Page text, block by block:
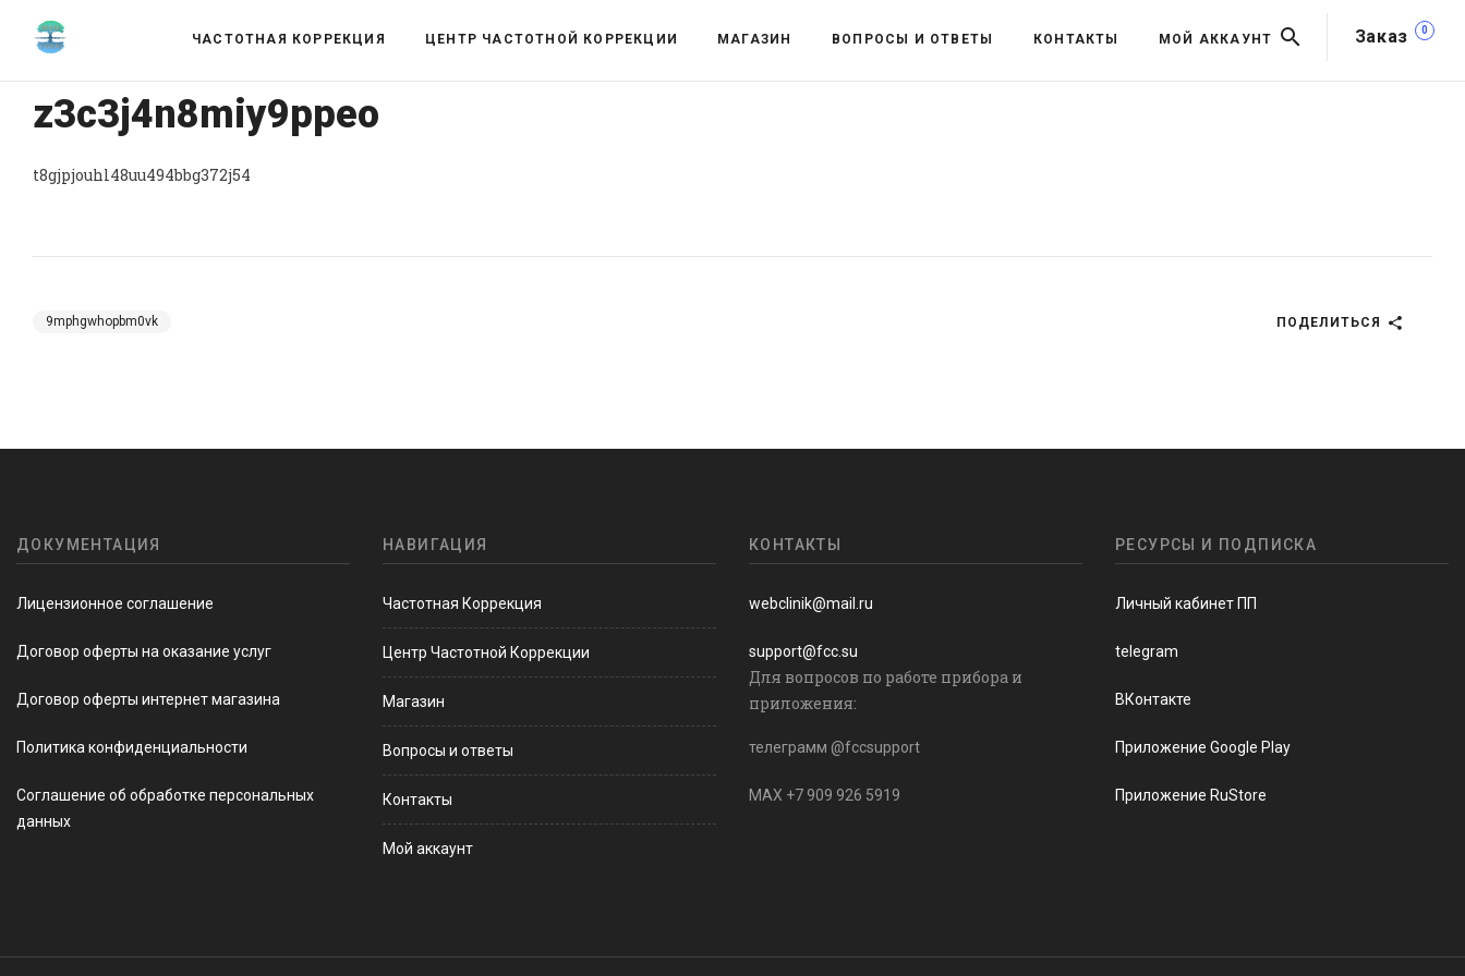
Заказ 0
ЧАСТОТНАЯ КОРРЕКЦИЯ ЦЕНТР ЧАСТОТНОЙ КОРРЕКЦИИ МАГАЗИН ВОПРОСЫ И ОТВЕТЫ КОНТАКТЫ МОЙ АККАУНТ
z3c3j4n8miy9ppeo
t8gjpjouhl48uu494bbg372j54
9mphgwhopbm0vk ПОДЕЛИТЬСЯ
ДОКУМЕНТАЦИЯ
Лицензионное соглашение
Договор оферты на оказание услуг
Договор оферты интернет магазина
Политика конфиденциальности
Соглашение об обработке персональных
данных
НАВИГАЦИЯ
Частотная Коррекция
Центр Частотной Коррекции
Магазин
Вопросы и ответы
Контакты
Мой аккаунт
КОНТАКТЫ
webclinik@mail.ru
support@fcc.su
Для вопросов по работе прибора и
приложения:
телеграмм @fccsupport
MAX +7 909 926 5919
РЕСУРСЫ И ПОДПИСКА
Личный кабинет ПП
telegram
ВКонтакте
Приложение Google Play
Приложение RuStore